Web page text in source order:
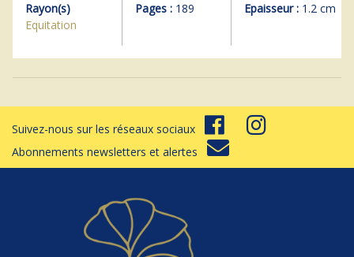
Rayon(s)
Equitation
Pages :189
Epaisseur : 1.2 cm
Suivez-nous sur les réseaux sociaux
Abonnements newsletters et alertes